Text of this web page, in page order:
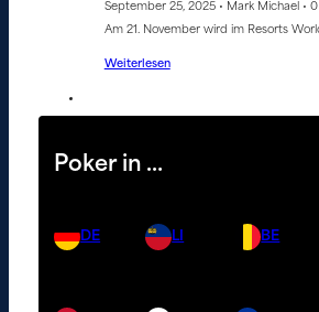
September 25, 2025 • Mark Michael • 0
Am 21. November wird im Resorts
Weiterlesen
Poker in …
DE LI BE